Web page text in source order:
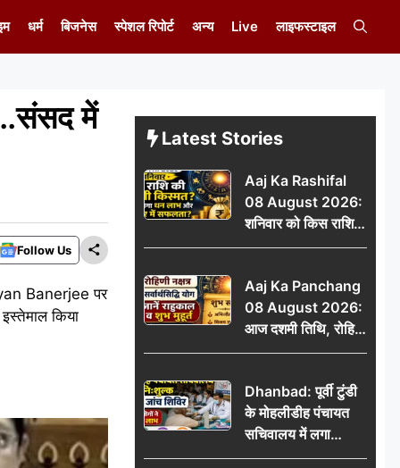
धर्म बिजनेस स्पेशल रिपोर्ट अन्य Live लाइफस्टाइल
में
Follow Us
Banerjee पर
किया
Latest Stories
Aaj Ka Rashifal
08 August 2026:
शनिवार को किस राशि
की चमकेगी किस्मत,
और करियर में सफलता?
Aaj Ka Panchang
08 August 2026:
आज दशमी तिथि, रोहिणी
नक्षत्र और सर्वार्थसिद्धि
शुभ मुहूर्त
Dhanbad: पूर्वी टुंडी
के मोहलीडीह पंचायत
सचिवालय में लगा
निःशुल्क स्वास्थ्य जांच